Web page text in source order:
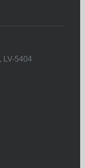
LV-5404